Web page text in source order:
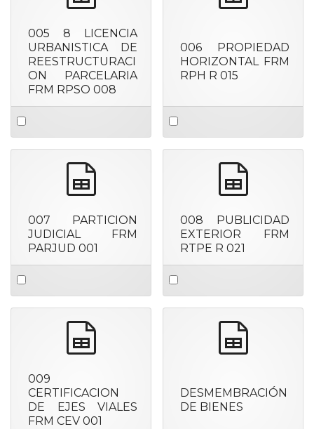
005 8 LICENCIA
URBANISTICA DE
REESTRUCTURACI
ON PARCELARIA
FRM RPSO 008
Select
an
item
006 PROPIEDAD
HORIZONTAL FRM
RPH R 015
Select
an
item
007 PARTICION
JUDICIAL FRM
PARJUD 001
Select
an
item
008 PUBLICIDAD
EXTERIOR FRM
RTPE R 021
Select
an
item
009
CERTIFICACION
DE EJES VIALES
FRM CEV 001
DESMEMBRACIÓN
DE BIENES